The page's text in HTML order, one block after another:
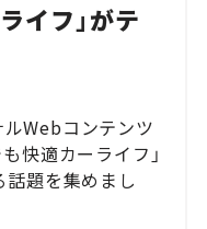
イフ」がテ
Webコンテンツ
快適カーライフ」
話題を集めまし